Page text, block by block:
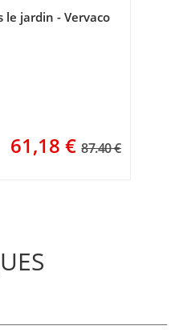
le jardin - Vervaco
61,18 € 87.40 €